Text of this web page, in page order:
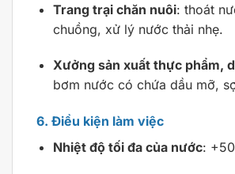
Trang trại chăn nuôi: thoát
chuồng, xử lý nước thải nhẹ.
Xưởng sản xuất thực phẩm,
bơm nước có chứa dầu mỡ,
6. Điều kiện làm việc
Nhiệt độ tối đa của nước: